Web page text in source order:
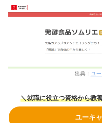
出典： ユ
＼就職に役立つ資格から教
ユーキ